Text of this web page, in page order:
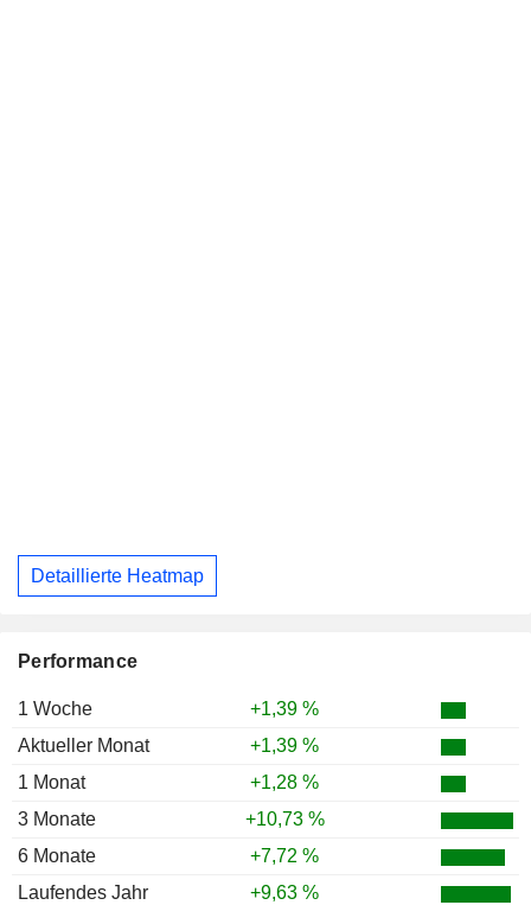
Detaillierte Heatmap
Performance
1 Woche
+1,39 %
Aktueller Monat
+1,39 %
1 Monat
+1,28 %
3 Monate
+10,73 %
6 Monate
+7,72 %
Laufendes Jahr
+9,63 %